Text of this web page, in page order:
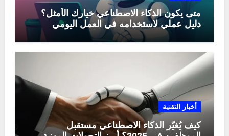
متى يكون الذكاء الاصطناعي خيارك الأمثل؟
دليل عملي لاستخدامه في العمل اليومي
أخبار التقنية
كيف يُغيّر الذكاء الاصطناعي مستقبل